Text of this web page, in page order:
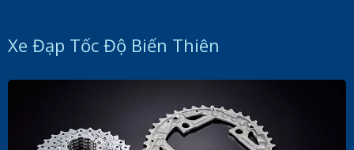
Xe Đạp Tốc Độ Biến Thiên